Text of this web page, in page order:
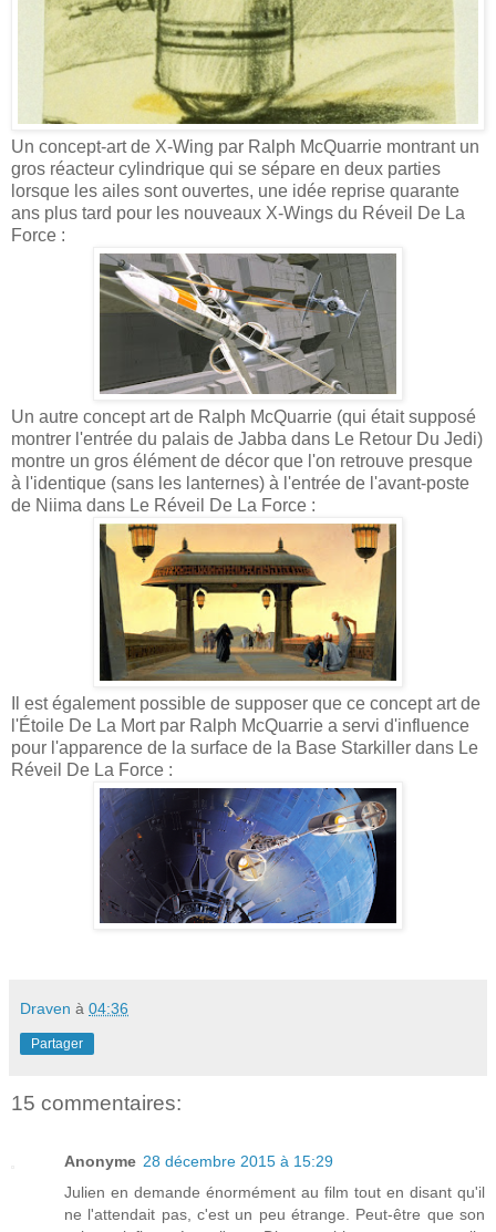
Un concept-art de X-Wing par Ralph McQuarrie montrant un
gros réacteur cylindrique qui se sépare en deux parties
lorsque les ailes sont ouvertes, une idée reprise quarante
ans plus tard pour les nouveaux X-Wings du Réveil De La
Force :
Un autre concept art de Ralph McQuarrie (qui était supposé
montrer l'entrée du palais de Jabba dans Le Retour Du Jedi)
montre un gros élément de décor que l'on retrouve presque
à l'identique (sans les lanternes) à l'entrée de l'avant-poste
de Niima dans Le Réveil De La Force :
Il est également possible de supposer que ce concept art de
l'Étoile De La Mort par Ralph McQuarrie a servi d'influence
pour l'apparence de la surface de la Base Starkiller dans Le
Réveil De La Force :
Draven à 04:36
Partager
15 commentaires:
Anonyme 28 décembre 2015 à 15:29
Julien en demande énormément au film tout en disant qu'il
ne l'attendait pas, c'est un peu étrange. Peut-être que son